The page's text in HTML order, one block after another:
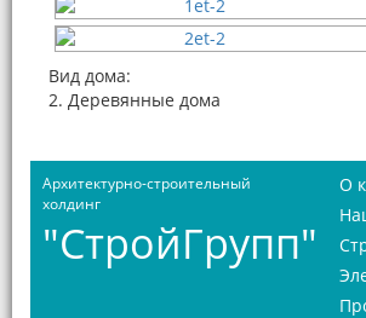
Вид дома:
2. Деревянные дома
Архитектурно-строительный
холдинг
"СтройГрупп"
О